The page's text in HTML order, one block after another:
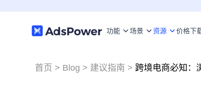
功能 场景 资源 价格下
首页 > Blog > 建议指南 > 跨境电商必知：